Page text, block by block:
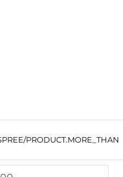
FINNBOGADÓTTUR
síðu.
PRODUCT.MORE_THAN